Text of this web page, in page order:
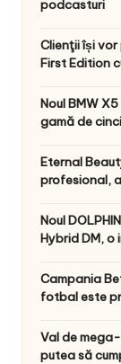
podcasturi
Clienţii își
First Edition
Noul BMW
gamă de
Eternal
profesional,
Noul
Hybrid DM, o
Campania
fotbal este
Val de
putea să